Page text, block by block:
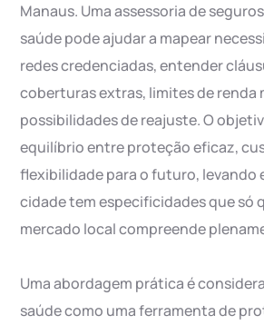
Manaus. Uma assessoria de
saúde pode ajudar a mapear
redes credenciadas, entender
coberturas extras, limites de renda
possibilidades de reajuste. O
equilíbrio entre proteção eficaz,
flexibilidade para o futuro, levando
cidade tem especificidades que só
mercado local compreende
Uma abordagem prática é
saúde como uma ferramenta de